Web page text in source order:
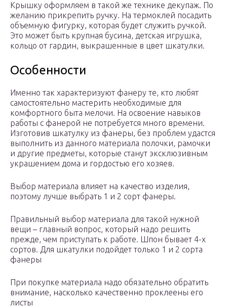
Крышку оформляем в такой же технике декупаж. По
желанию прикрепить ручку. На термоклей посадить
объемную фигурку, которая будет служить ручкой.
Это может быть крупная бусина, детская игрушка,
кольцо от гардин, выкрашенные в цвет шкатулки.
Особенности
Именно так характеризуют фанеру те, кто любят
самостоятельно мастерить необходимые для
комфортного быта мелочи. На освоение навыков
работы с фанерой не потребуется много времени.
Изготовив шкатулку из фанеры, без проблем удастся
выполнить из данного материала полочки, рамочки
и другие предметы, которые станут эксклюзивным
украшением дома и гордостью его хозяев.
Выбор материала влияет на качество изделия,
поэтому лучше выбрать 1 и 2 сорт фанеры.
Правильный выбор материала для такой нужной
вещи – главный вопрос, который надо решить
прежде, чем приступать к работе. Шпон бывает 4-х
сортов. Для шкатулки подойдет только 1 и 2 сорта
фанеры
При покупке материала надо обязательно обратить
внимание, насколько качественно проклеены его
листы